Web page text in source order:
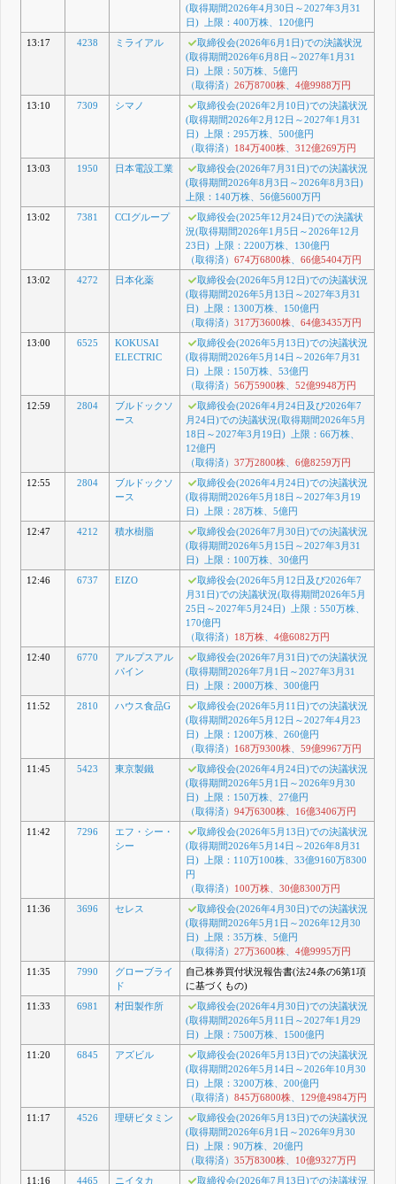
(取得期間2026年4月30日～2027年3月31
日) 上限：400万株、120億円
13:17
4238 ミライアル
取締役会(2026年6月1日)での決議状況
(取得期間2026年6月8日～2027年1月31
日) 上限：50万株、5億円
（取得済） 26万8700株、 4億9988万円
13:10
7309 シマノ
取締役会(2026年2月10日)での決議状況
(取得期間2026年2月12日～2027年1月31
日) 上限：295万株、500億円
（取得済）
184万400株、 312億269万円
13:03
1950 日本電設工業
取締役会(2026年7月31日)での決議状況
(取得期間2026年8月3日～2026年8月3日)
上限：140万株、56億5600万円
13:02
7381 CCIグループ
取締役会(2025年12月24日)での決議状
況(取得期間2026年1月5日～2026年12月
23日) 上限：2200万株、130億円
（取得済） 674万6800株、 66億5404万円
13:02
4272 日本化薬
取締役会(2026年5月12日)での決議状況
(取得期間2026年5月13日～2027年3月31
日) 上限：1300万株、150億円
（取得済） 317万3600株、 64億3435万円
13:00
6525
KOKUSAI
ELECTRIC
取締役会(2026年5月13日)での決議状況
(取得期間2026年5月14日～2026年7月31
日) 上限：150万株、53億円
（取得済） 56万5900株、 52億9948万円
12:59
2804
ブルドックソ
ース
取締役会(2026年4月24日及び2026年7
月24日)での決議状況(取得期間2026年5月
18日～2027年3月19日) 上限：66万株、
12億円
（取得済） 37万2800株、 6億8259万円
12:55
2804
ブルドックソ
ース
取締役会(2026年4月24日)での決議状況
(取得期間2026年5月18日～2027年3月19
日) 上限：28万株、5億円
12:47
4212 積水樹脂
取締役会(2026年7月30日)での決議状況
(取得期間2026年5月15日～2027年3月31
日) 上限：100万株、30億円
12:46
6737 EIZO
取締役会(2026年5月12日及び2026年7
月31日)での決議状況(取得期間2026年5月
25日～2027年5月24日) 上限：550万株、
170億円
（取得済）
18万株、 4億6082万円
12:40
6770
アルプスアル
パイン
取締役会(2026年7月31日)での決議状況
(取得期間2026年7月1日～2027年3月31
日) 上限：2000万株、300億円
11:52
2810 ハウス食品G
取締役会(2026年5月11日)での決議状況
(取得期間2026年5月12日～2027年4月23
日) 上限：1200万株、260億円
（取得済）
168万9300株、 59億9967万円
11:45
5423 東京製鐵
取締役会(2026年4月24日)での決議状況
(取得期間2026年5月1日～2026年9月30
日) 上限：150万株、27億円
（取得済） 94万6300株、
16億3406万円
11:42
7296
エフ・シー・
シー
取締役会(2026年5月13日)での決議状況
(取得期間2026年5月14日～2026年8月31
日) 上限：110万100株、33億9160万8300
円
（取得済）
100万株、 30億8300万円
11:36
3696 セレス
取締役会(2026年4月30日)での決議状況
(取得期間2026年5月1日～2026年12月30
日) 上限：35万株、5億円
（取得済） 27万3600株、 4億9995万円
11:35
7990
グローブライ
ド
自己株券買付状況報告書(法24条の6第1項
に基づくもの)
11:33
6981 村田製作所
取締役会(2026年4月30日)での決議状況
(取得期間2026年5月11日～2027年1月29
日) 上限：7500万株、1500億円
11:20
6845 アズビル
取締役会(2026年5月13日)での決議状況
(取得期間2026年5月14日～2026年10月30
日) 上限：3200万株、200億円
（取得済） 845万6800株、
129億4984万円
11:17
4526 理研ビタミン
取締役会(2026年5月13日)での決議状況
(取得期間2026年6月1日～2026年9月30
日) 上限：90万株、20億円
（取得済） 35万8300株、
10億9327万円
11:16
4465 ニイタカ 取締役会(2026年7月13日)での決議状況